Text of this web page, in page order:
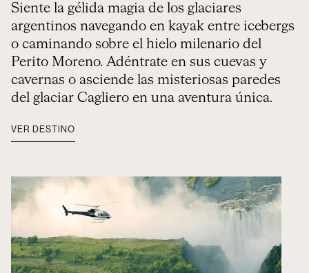
Siente la gélida magia de los glaciares
argentinos navegando en kayak entre icebergs
o caminando sobre el hielo milenario del
Perito Moreno. Adéntrate en sus cuevas y
cavernas o asciende las misteriosas paredes
del glaciar Cagliero en una aventura única.
VER DESTINO